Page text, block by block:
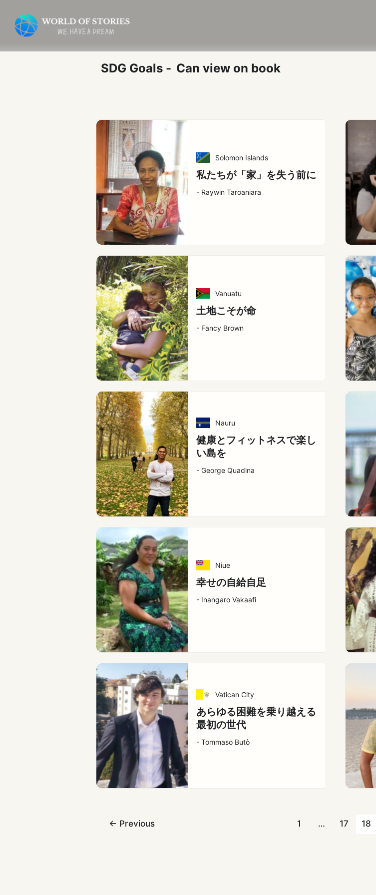
SDG Goals - Can view on book
Solomon Islands
私たちが「家」を失う前に
- Raywin Taroaniara
Vanuatu
土地こそが命
- Fancy Brown
Nauru
健康とフィットネスで楽し
い島を
- George Quadina
Niue
幸せの自給自足
- Inangaro Vakaafi
Vatican City
あらゆる困難を乗り越える
最初の世代
- Tommaso Butò
稿
の
ジ
← Previous 1 … 17 18